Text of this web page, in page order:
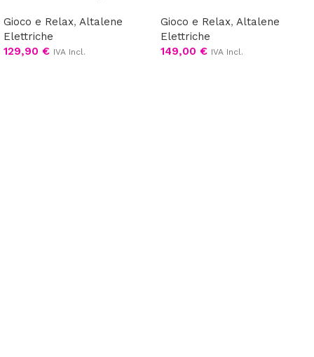
Gioco e Relax, Altalene
Elettriche
129,90 € IVA Incl.
Gioco e Relax, Altalene
Elettriche
149,00 € IVA Incl.